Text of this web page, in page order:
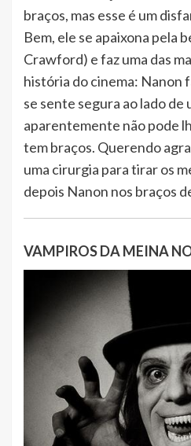
braços, mas esse é um
Bem, ele se apaixona pela
Crawford) e faz uma das
história do cinema: Nanon
se sente segura ao lado de
aparentemente não pode
tem braços. Querendo
uma cirurgia para tirar os
depois Nanon nos braços
VAMPIROS DA MEINA